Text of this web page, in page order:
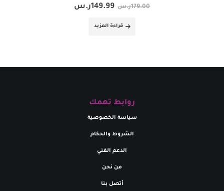
179.00ر.س 149.99ر.س
قراءة المزيد
روابط تهمك
سياسة الخصوصية
الشروط والحكام
الدعم الفني
من نحن
أتصل بنا